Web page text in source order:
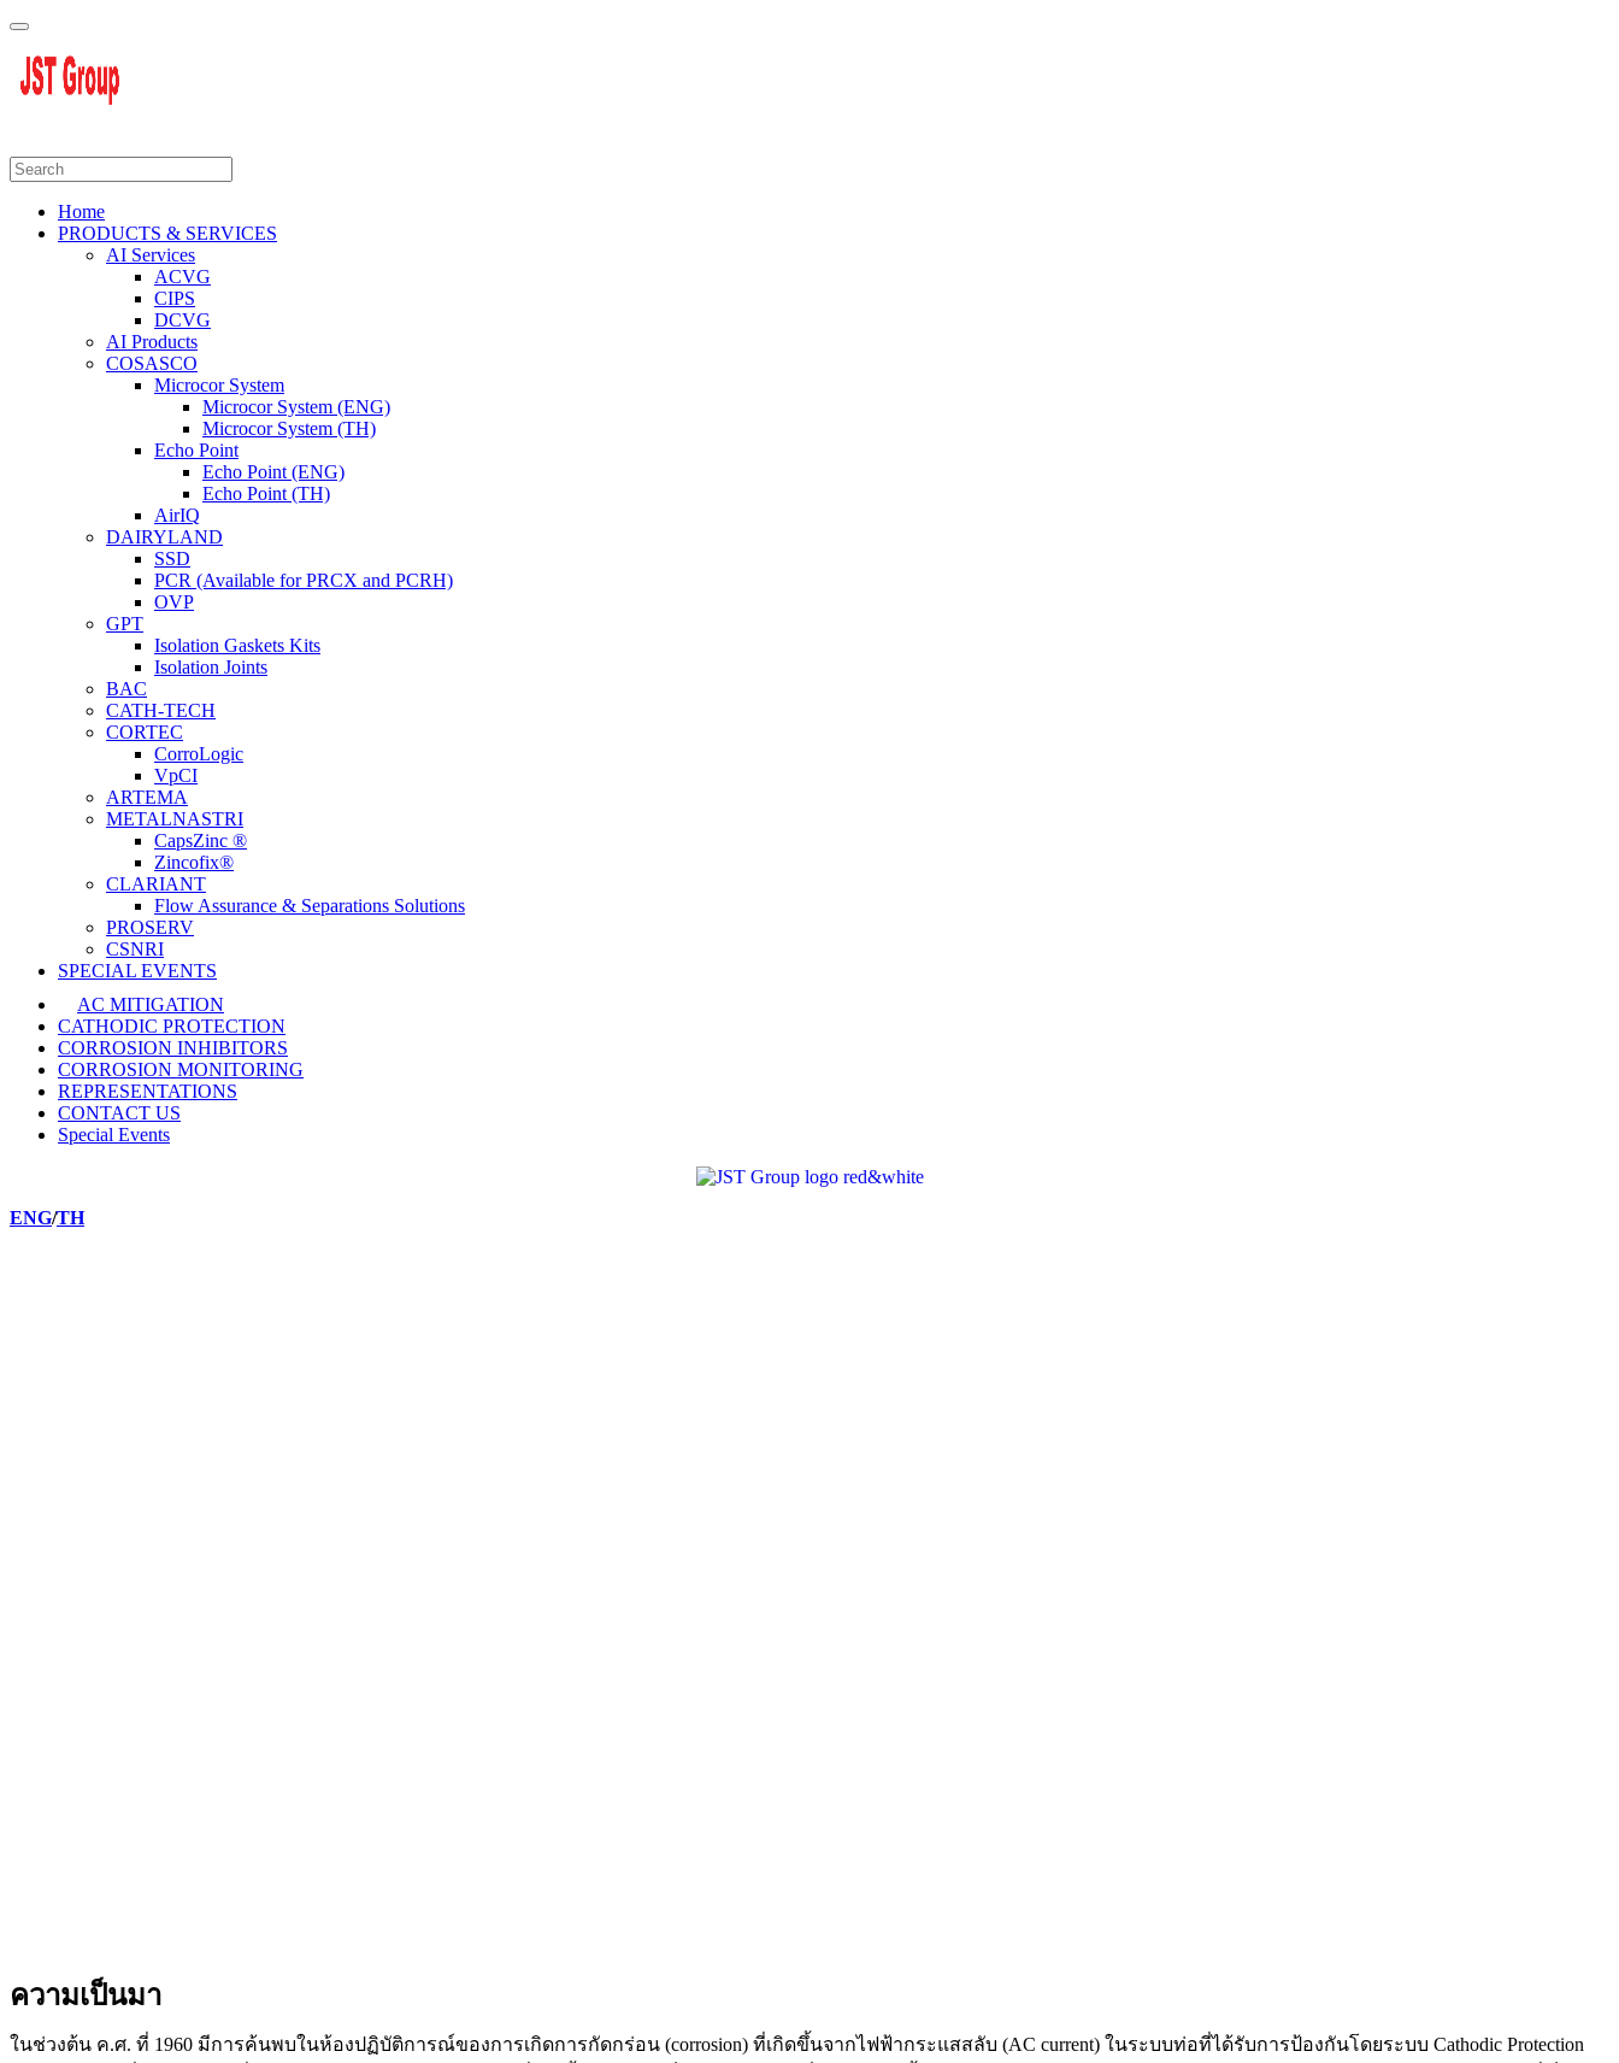
Home
PRODUCTS & SERVICES
AI Services
ACVG
CIPS
DCVG
AI Products
COSASCO
Microcor System
Microcor System (ENG)
Microcor System (TH)
Echo Point
Echo Point (ENG)
Echo Point (TH)
AirIQ
DAIRYLAND
SSD
PCR (Available for PRCX and PCRH)
OVP
GPT
Isolation Gaskets Kits
Isolation Joints
BAC
CATH-TECH
CORTEC
CorroLogic
VpCI
ARTEMA
METALNASTRI
CapsZinc ®
Zincofix®
CLARIANT
Flow Assurance & Separations Solutions
PROSERV
CSNRI
SPECIAL EVENTS
AC MITIGATION
CATHODIC PROTECTION
CORROSION INHIBITORS
CORROSION MONITORING
REPRESENTATIONS
CONTACT US
Special Events
ENG/TH
ความเป็นมา
ในช่วงต้น ค.ศ. ที่ ​1960 มีการค้นพบในห้องปฏิบัติการณ์ของการเกิดการกัดกร่อน (corrosion) ที่เกิดขึ้นจากไฟฟ้ากระแสสลับ (AC current) ในระบบท่อที่ได้รับการป้องกันโดยระบบ Cathodic Protection